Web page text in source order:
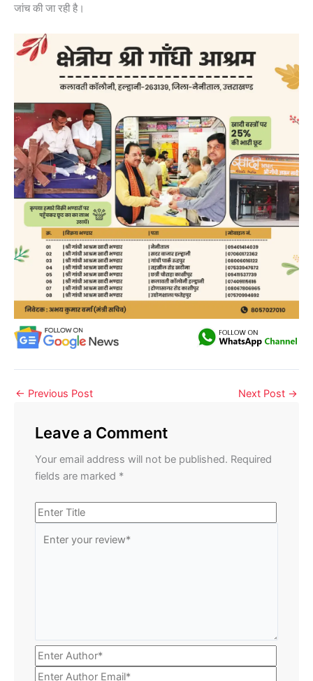
जांच की जा रही है।
← Previous Post Next Post →
Leave a Comment
Your email address will not be published. Required
fields are marked *